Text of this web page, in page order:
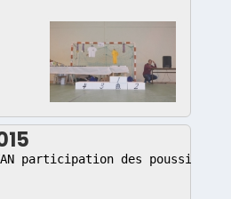
participation des poussins